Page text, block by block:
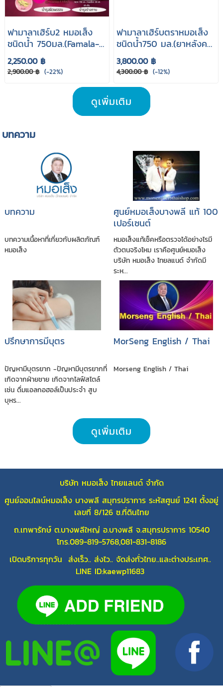
ฟามาลาเฮิร์บ2 หมอเส็ง
ชนิดนํ้า 750มล.(Famala-
Herb no.2)
2,250.00 ฿
2,900.00 ฿ (-22%)
ฟามาลาเฮิร์บตราหมอเส็ง
ชนิดนํ้า750 มล.(ยาหลังค
ลอดบุตร)
3,800.00 ฿
4,300.00 ฿ (-12%)
ดูเพิ่มเติม
บทความ
บทความ
บทความเนื้อหาที่เกี่ยวกับผลิตภัณฑ์
หมอเส็ง
ศูนย์หมอเส็งบางพลี แท้ 100
เปอร์เซนต์
หมอเส็งแท้เช็คหรือตรวจได้อย่างไรมี
ตัวตนจริงไหม เราคือศูนย์หมอเส็ง
บริษัท หมอเส็ง ไทยลแนด์ จำกัดมี
ระห...
ปรึกษาการมีบุตร
ปัญหามีบุตรยาก -ปัญหามีบุตรยากที่
เกิดจากฝ่ายชาย เกิดจากไลฟ์สไตล์
เช่น ดื่มแอลกอฮอล์เป็นประจำ สูบ
บุหร...
MorSeng English / Thai
Morseng English / Thai
ดูเพิ่มเติม
บริษัท หมอเส็ง ไทยแลนด์ จำกัด
ศูนย์ออนไลน์หมอเส็ง บางพลี สมุทรปราการ ระหัสศูนย์ 1241 ตั้งอยู่
เลขที่ 8/126 ซ.ที่ดินไทย
ถ.เทพารักษ์ ต.บางพลีใหญ่ อ.บางพลี จ.สมุทรปราการ 10540
โทร.089-819-5768,081-831-8186
เปิดบริการทุกวัน ส่งเร็ว.. ส่งไว.. จัดส่งทั่วไทย..และต่างประเทศ..
LINE ID:kaewp11683